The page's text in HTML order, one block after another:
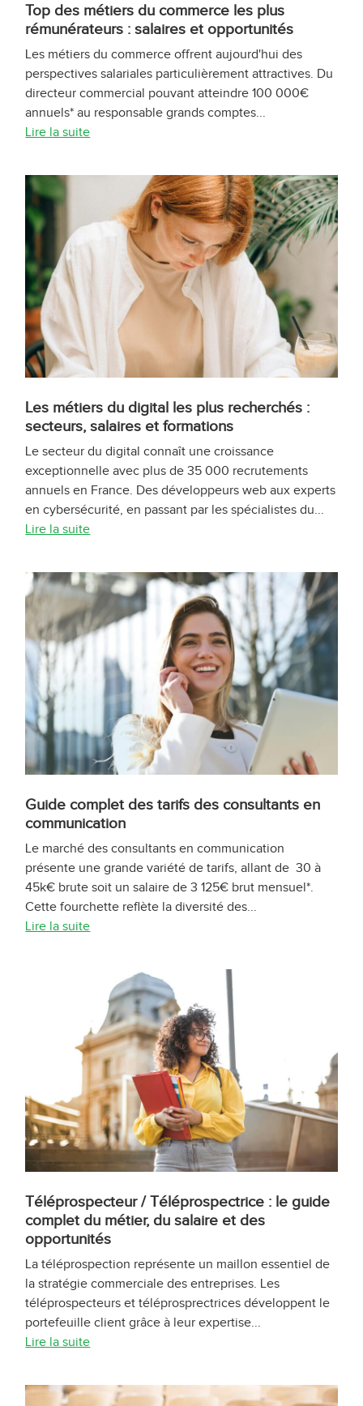
Top des métiers du commerce les plus
rémunérateurs : salaires et opportunités
Les métiers du commerce offrent aujourd'hui des
perspectives salariales particulièrement attractives. Du
directeur commercial pouvant atteindre 100 000€
annuels* au responsable grands comptes...
Lire la suite
Les métiers du digital les plus recherchés :
secteurs, salaires et formations
Le secteur du digital connaît une croissance
exceptionnelle avec plus de 35 000 recrutements
annuels en France. Des développeurs web aux experts
en cybersécurité, en passant par les spécialistes du...
Lire la suite
Guide complet des tarifs des consultants en
communication
Le marché des consultants en communication
présente une grande variété de tarifs, allant de 30 à
45k€ brute soit un salaire de 3 125€ brut mensuel*.
Cette fourchette reflète la diversité des...
Lire la suite
Téléprospecteur / Téléprospectrice : le guide
complet du métier, du salaire et des
opportunités
La téléprospection représente un maillon essentiel de
la stratégie commerciale des entreprises. Les
téléprospecteurs et téléprosprectrices développent le
portefeuille client grâce à leur expertise...
Lire la suite